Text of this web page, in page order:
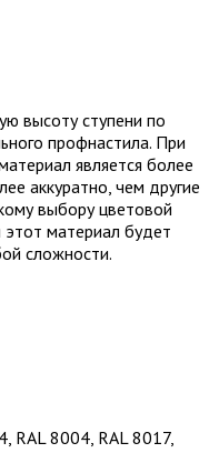
высоту ступени по
профнастила. При
является более
аккуратно, чем другие
выбору цветовой
материал будет
сложности.
RAL 8004, RAL 8017,